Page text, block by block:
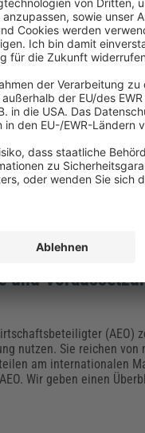
einfach
aber am 20.01.2023 gab
bekannt. Damit
vereinfacht
ergeben sich
und
(AEO)
nutzen. Sie reichen
am internationalen
Wir geben einen